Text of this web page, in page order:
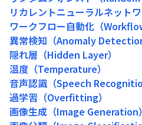
リカレントニューラルネットワ
ワークフロー自動化（
異常検知（Anomaly Detection
隠れ層（Hidden Layer）
温度（Temperature）
音声認識（Speech
過学習（Overfitting）
画像生成（Image Generation）